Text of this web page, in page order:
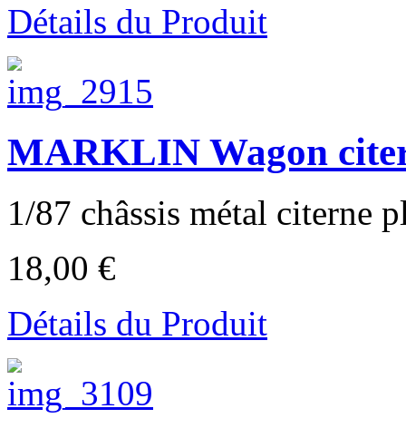
Détails du Produit
MARKLIN Wagon
1/87 châssis métal citerne
18,00 €
Détails du Produit